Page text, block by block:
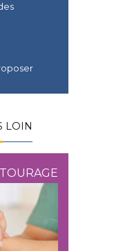
LOIN